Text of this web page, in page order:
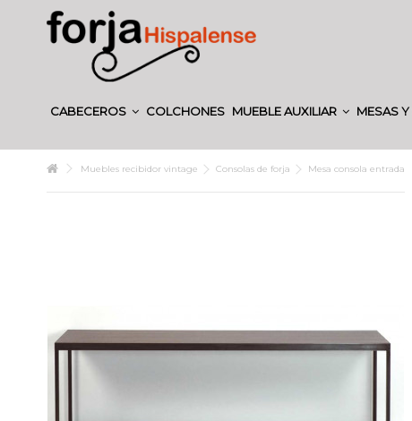
CABECEROS COLCHONES MUEBLE AUXILIAR MESAS Y
Muebles recibidor vintage Consolas de forja Mesa consola entrada